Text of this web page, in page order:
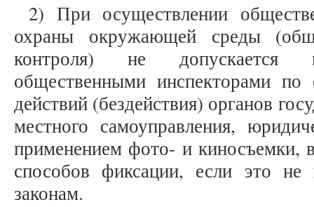
2) При осуществлении
охраны окружающей среды
контроля) не допускается
общественными инспекторами
действий (бездействия) органов
местного самоуправления,
применением фото- и киносъемки,
способов фиксации, если это не
законам.